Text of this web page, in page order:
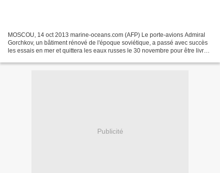
MOSCOU, 14 oct 2013 marine-oceans.com (AFP) Le porte-avions Admiral
Gorchkov, un bâtiment rénové de l'époque soviétique, a passé avec succès
les essais en mer et quittera les eaux russes le 30 novembre pour être livré à
Publicité